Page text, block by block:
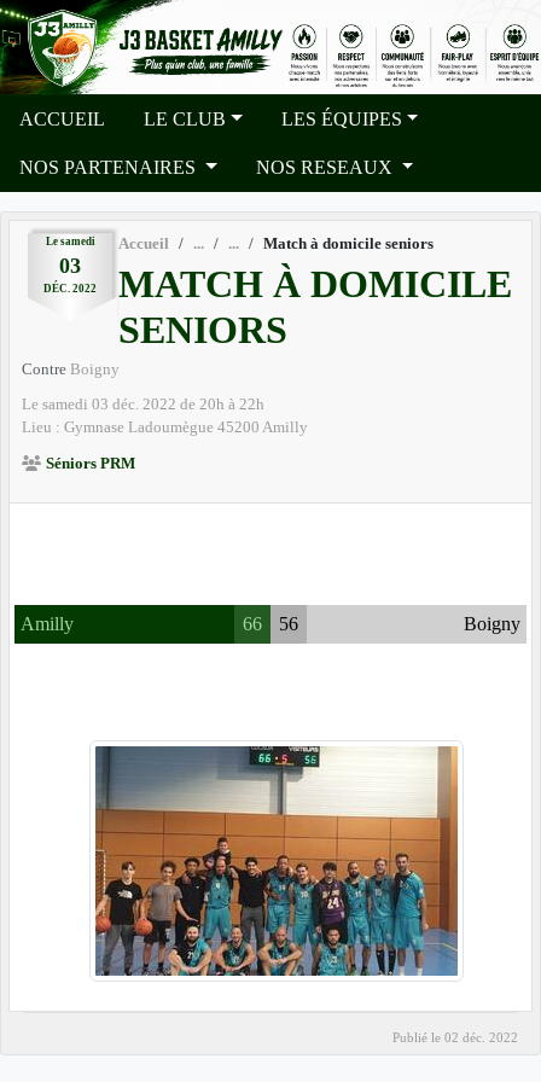
ACCUEIL LE CLUB LES ÉQUIPES
NOS PARTENAIRES NOS RESEAUX
Le samedi
03
DÉC. 2022
Accueil Match à domicile seniors
MATCH À DOMICILE
SENIORS
Contre Boigny
Le samedi 03 déc. 2022 de 20h à 22h
Lieu : Gymnase Ladoumègue 45200 Amilly
Séniors PRM
Amilly 66 56 Boigny
Publié le 02 déc. 2022
Panneau de gestion des cookies